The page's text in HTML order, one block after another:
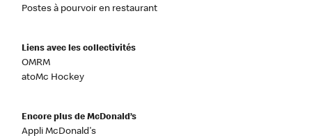
Postes à pourvoir en restaurant
Liens avec les collectivités
OMRM
atoMc Hockey
Encore plus de McDonald’s
Appli McDonald's